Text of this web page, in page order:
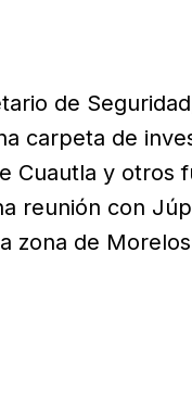
de
carpeta de
Cuautla y otros
reunión con
zona de